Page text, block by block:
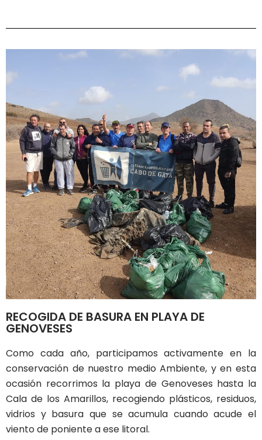
RECOGIDA DE BASURA EN PLAYA DE
GENOVESES
Como cada año, participamos activamente en la
conservación de nuestro medio Ambiente, y en esta
ocasión recorrimos la playa de Genoveses hasta la
Cala de los Amarillos, recogiendo plásticos, residuos,
vidrios y basura que se acumula cuando acude el
viento de poniente a ese litoral.